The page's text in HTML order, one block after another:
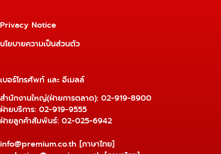
Privacy Notice
นโยบายความเป็นส่วนตัว
เบอร์โทรศัพท์ และ อีเมลล์
สำนักงานใหญ่(ฝ่ายการตลาด): 02-919-8900
ฝ่ายบริการ: 02-919-9555
ฝ่ายลูกค้าสัมพันธ์: 02-025-6942
info@premium.co.th [ภาษาไทย]